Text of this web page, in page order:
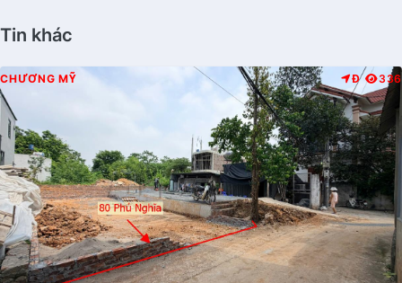
Tin khác
CHƯƠNG MỸ Đ 336